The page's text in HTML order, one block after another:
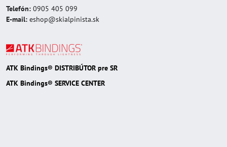
Telefón: 0905 405 099
E-mail: eshop@skialpinista.sk
ATK Bindings® DISTRIBÚTOR pre SR
ATK Bindings® SERVICE CENTER